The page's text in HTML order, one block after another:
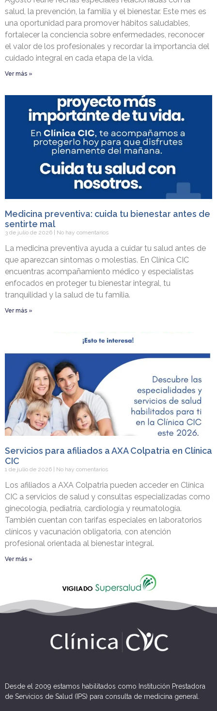
salud, la prevención, la familia y el bienestar. Este mes es
una oportunidad para promover hábitos saludables,
fortalecer la conciencia sobre enfermedades, reconocer
el valor de los profesionales y recordar la importancia del
cuidado integral en cada etapa de la vida.
Ver más »
Medicina preventiva: cuida tu bienestar antes de
sentirte mal
3 de julio de 2026 No hay comentarios
La medicina preventiva ayuda a cuidar tu salud antes de
que aparezcan síntomas o molestias. En Clínica CIC
encuentras acompañamiento médico y especialistas
enfocados en proteger tu bienestar integral, tu
tranquilidad y la salud de tu familia.
Ver más »
Servicios para afiliados a AXA Colpatria en Clínica
CIC
1 de julio de 2026 No hay comentarios
Los afiliados a AXA Colpatria pueden acceder en Clínica
CIC a servicios de salud y consultas especializadas como
ginecología, pediatría, cardiología y reumatología.
También cuentan con tarifas especiales en laboratorios
clínicos y vacunación obligatoria, con atención
profesional orientada al bienestar integral.
Ver más »
Desde el 2009 estamos habilitados como Institución Prestadora
de Servicios de Salud (IPS) para consulta de medicina general.